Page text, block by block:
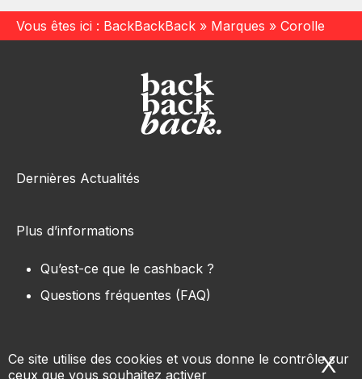
Ce site utilise des cookies et vous donne le contrôle sur
ceux que vous souhaitez activer
X
Vous êtes ici : BackBackBack » Marques » Corolle
Dernières Actualités
Plus d’informations
Qu’est-ce que le cashback ?
Questions fréquentes (FAQ)